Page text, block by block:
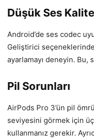
Düşük Ses
Android’de ses codec
Geliştirici
ayarlamayı deneyin. Bu,
Pil Sorunları
AirPods Pro 3’ün pil
seviyesini görmek için
kullanmanız gerekir.